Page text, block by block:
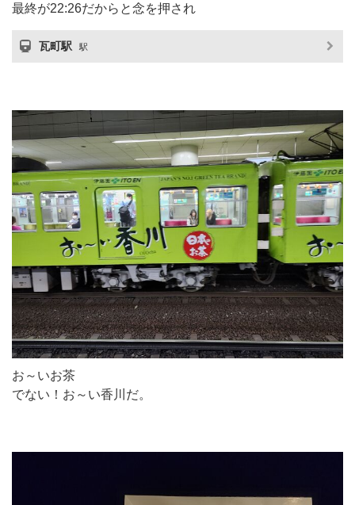
最終が22:26だからと念を押され
瓦町駅 駅
お～いお茶
でない！お～い香川だ。